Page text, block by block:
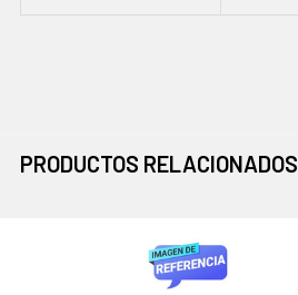
PRODUCTOS RELACIONADOS